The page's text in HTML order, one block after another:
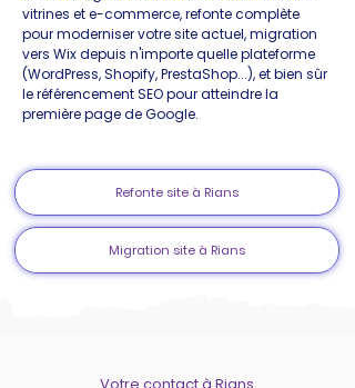
vitrines et e-commerce, refonte complète
pour moderniser votre site actuel, migration
vers Wix depuis n'importe quelle plateforme
(WordPress, Shopify, PrestaShop...), et bien sûr
le référencement SEO pour atteindre la
première page de Google.
Refonte site à Rians
Migration site à Rians